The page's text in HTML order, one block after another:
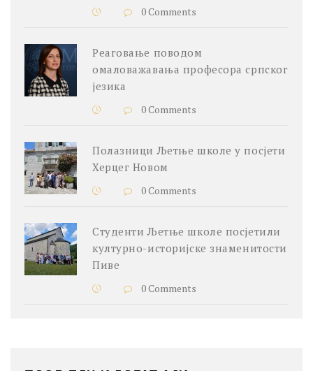
0 Comments
Реаговање поводом
омаловажавања професора српског
језика
0 Comments
Полазници Љетње школе у посјети
Херцег Новом
0 Comments
Студенти Љетње школе посјетили
културно-историјске знаменитости
Пиве
0 Comments